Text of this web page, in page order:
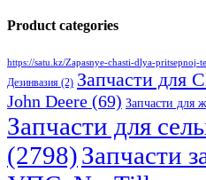
Product categories
https://satu.kz/Zapasnye-chasti-dlya-pritsepnoj-
Дезинвазия (2) Запчасти для
John Deere (69) Запчасти для
Запчасти для
(2798)Запчасти